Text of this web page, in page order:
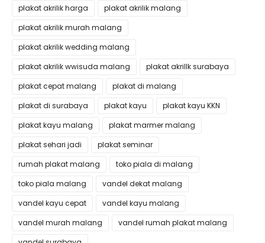
plakat akrilik harga
plakat akrilik malang
plakat akrilik murah malang
plakat akrilik wedding malang
plakat akrilik wwisuda malang
plakat akrillk surabaya
plakat cepat malang
plakat di malang
plakat di surabaya
plakat kayu
plakat kayu KKN
plakat kayu malang
plakat marmer malang
plakat sehari jadi
plakat seminar
rumah plakat malang
toko piala di malang
toko piala malang
vandel dekat malang
vandel kayu cepat
vandel kayu malang
vandel murah malang
vandel rumah plakat malang